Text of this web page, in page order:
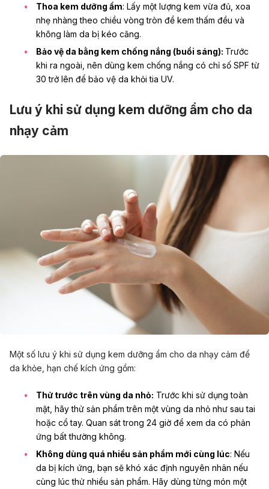
Thoa kem dưỡng ẩm: Lấy một lượng kem vừa đủ, xoa
nhẹ nhàng theo chiều vòng tròn để kem thấm đều và
không làm da bị kéo căng.
Bảo vệ da bằng kem chống nắng (buổi sáng): Trước
khi ra ngoài, nên dùng kem chống nắng có chỉ số SPF từ
30 trở lên để bảo vệ da khỏi tia UV.
Lưu ý khi sử dụng kem dưỡng ẩm cho da
nhạy cảm
Một số lưu ý khi sử dụng kem dưỡng ẩm cho da nhạy cảm để
da khỏe, hạn chế kích ứng gồm:
Thử trước trên vùng da nhỏ: Trước khi sử dụng toàn
mặt, hãy thử sản phẩm trên một vùng da nhỏ như sau tai
hoặc cổ tay. Quan sát trong 24 giờ để xem da có phản
ứng bất thường không.
Không dùng quá nhiều sản phẩm mới cùng lúc: Nếu
da bị kích ứng, bạn sẽ khó xác định nguyên nhân nếu
cùng lúc thử nhiều sản phẩm. Hãy dùng từng món một